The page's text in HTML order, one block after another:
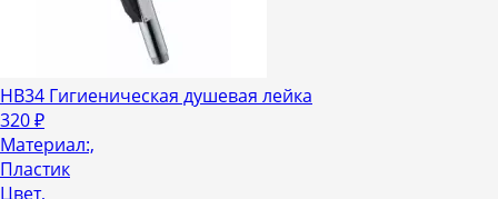
HB34 Гигиеническая душевая лейка
320₽
Материал:,
Пластик
Цвет,